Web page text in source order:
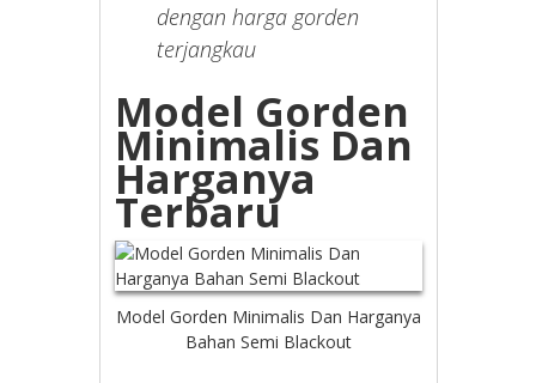
dengan harga gorden
terjangkau
Model Gorden
Minimalis Dan
Harganya
Terbaru
Model Gorden Minimalis Dan Harganya
Bahan Semi Blackout